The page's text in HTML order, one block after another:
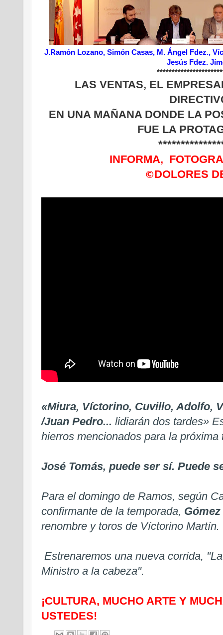
J.Ramón Lozano, Simón Casas, M. Ángel Fdez.,
Jesús Fdez.
LAS VENTAS, EL
EN UNA MAÑANA DONDE LA
FUE LA
INFORMA,
©DOLORES
«Miura, Víctorino, Cuvillo, Adolfo,
/Juan Pedro... lidiarán dos tardes»
hierros mencionados para la próxima
José Tomás, puede ser sí. Puede
Para el domingo de Ramos, según
confirmante de la temporada,
renombre y toros de Víctorino Martín.
Estrenaremos una nueva corrida,
Ministro a la cabeza".
¡CULTURA, MUCHO ARTE Y
USTEDES!